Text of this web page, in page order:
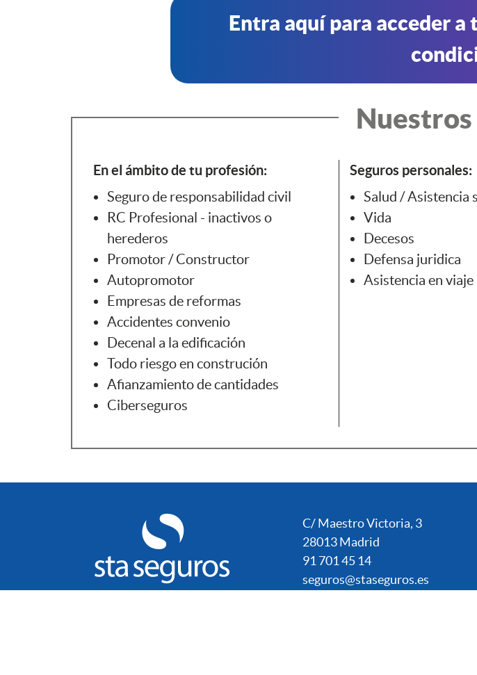
Entra aquí para acceder a
Nuestros
En el ámbito de tu profesión:
Seguro de responsabilidad civil
RC Profesional - inactivos o
herederos
Promotor / Constructor
Autopromotor
Empresas de reformas
Accidentes convenio
Decenal a la edificación
Todo riesgo en construción
Afianzamiento de cantidades
Ciberseguros
Seguros personales:
Salud / Asistencia
Vida
Decesos
Defensa juridica
Asistencia en viaje
C/ Maestro Victoria, 3
28013 Madrid
91 701 45 14
seguros@staseguros.es